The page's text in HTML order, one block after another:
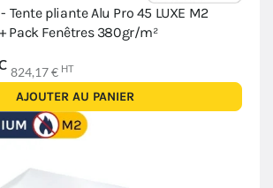
pliante Alu Pro 45 LUXE M2
Pack Fenêtres 380gr/m²
824,17 € HT
AJOUTER AU PANIER